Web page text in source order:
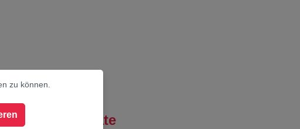
Zertifikate
zu können.